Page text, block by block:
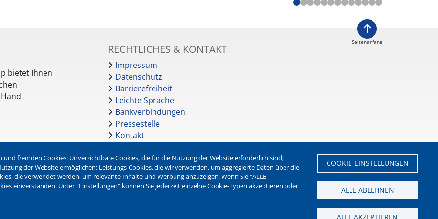
bietet Ihnen
RECHTLICHES & KONTAKT
Impressum
Datenschutz
Barrierefreiheit
Leichte Sprache
Bankverbindungen
Pressestelle
Kontakt
NEWSLETTER
Jetzt die verschiedenen Newsletter der Stadt Waltrop
abonnieren:
Seitenanfang
fremden Cookies: Unverzichtbare Cookies, die für die Nutzung der Website erforderlich sind;
der Website ermöglichen; Leistungs-Cookies, die wir verwenden, um aggregierte Daten über die
die verwendet werden, um relevante Inhalte und Werbung anzuzeigen. Wenn Sie "ALLE
einverstanden. Unter "Einstellungen" können Sie jederzeit einzelne Cookie-Typen akzeptieren oder
COOKIE-EINSTELLUNGEN
ALLE ABLEHNEN
ALLE AKZEPTIEREN